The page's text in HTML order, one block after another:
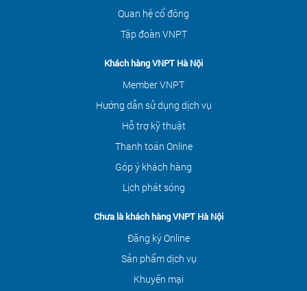
Quan hệ cổ đông
Tập đoàn VNPT
Khách hàng VNPT Hà Nội
Member VNPT
Hướng dẫn sử dụng dịch vụ
Hỗ trợ kỹ thuật
Thanh toán Online
Góp ý khách hàng
Lịch phát sóng
Chưa là khách hàng VNPT Hà Nội
Đăng ký Online
Sản phẩm dịch vụ
Khuyến mại